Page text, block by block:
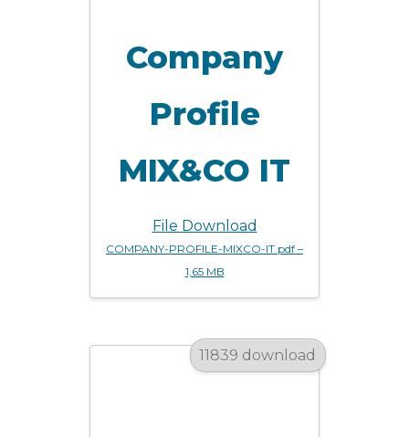
Company
Profile
MIX&CO IT
File Download
COMPANY-PROFILE-MIXCO-IT.pdf –
1,65 MB
11839 download